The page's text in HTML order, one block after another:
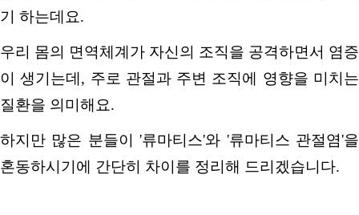
기 하는데요.
우리 몸의 면역체계가 자신의 조직을 공격하면서 염증
이 생기는데 , 주로 관절과 주변 조직에 영향을 미치는
질환을 의미해요.
하지만 많은 분들이 '류마티스'와 '류마티스 관절염'을
혼동하시기에 간단히 차이를 정리해 드리겠습니다.